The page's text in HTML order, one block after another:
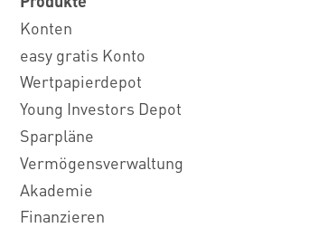
Konten
easy gratis Konto
Wertpapierdepot
Young Investors Depot
Sparpläne
Vermögensverwaltung
Akademie
Finanzieren